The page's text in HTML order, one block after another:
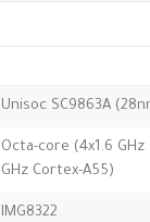
Unisoc SC9863A
Octa-core (4x1.6 GHz
GHz Cortex-A55)
IMG8322